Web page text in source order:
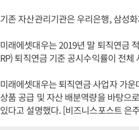
기존 자산관리기관은 우리은행, 삼성
미래에셋대우는 2019년 말 퇴직연금
RP) 퇴직연금 기준 공시수익률이 전
미래에셋대우는 퇴직연금 사업자 가
상품 공급 및 자산 배분역량을 바탕으
있다고 설명했다. [비즈니스포스트 은